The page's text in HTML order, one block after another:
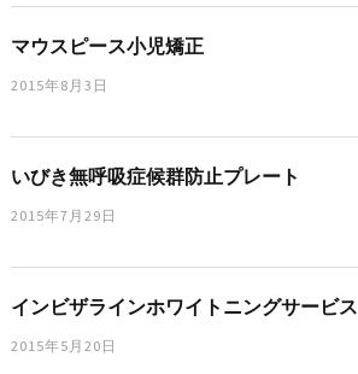
マウスピース小児矯正
2015年8月3日
いびき無呼吸症候群防止プレート
2015年7月29日
インビザラインホワイトニングサービス
2015年5月20日